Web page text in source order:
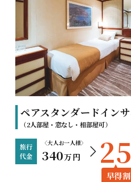
ペアスタンダードイン
（2人部屋・窓なし・相部屋可）
旅行
代金
〈大人お一人様〉
340万円
早得